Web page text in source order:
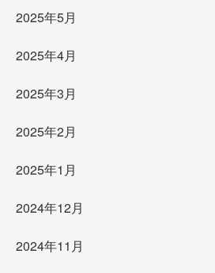
2025年5月
2025年4月
2025年3月
2025年2月
2025年1月
2024年12月
2024年11月